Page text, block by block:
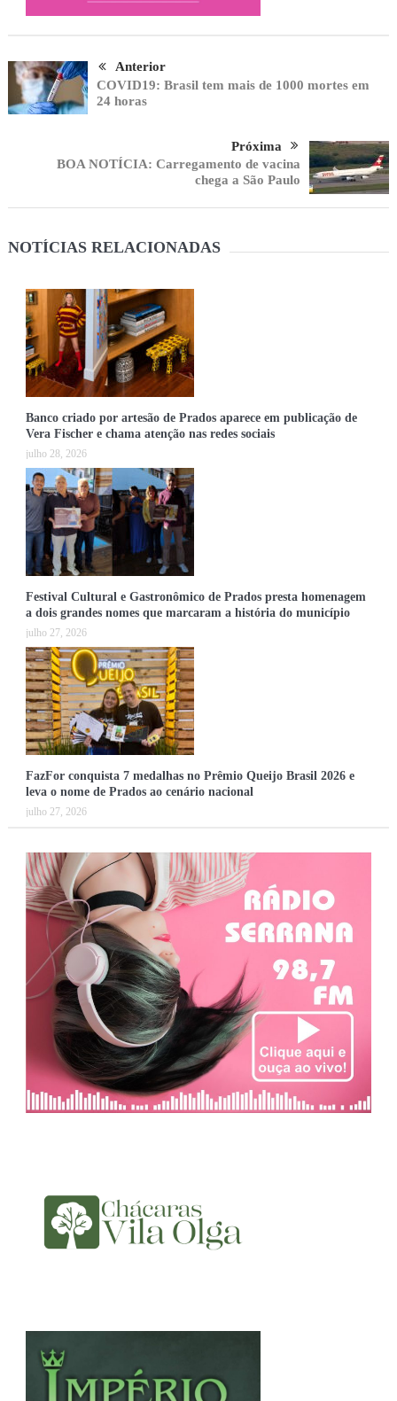
Anterior
COVID19: Brasil tem mais de 1000 mortes em
24 horas
Próxima
BOA NOTÍCIA: Carregamento de vacina
chega a São Paulo
NOTÍCIAS RELACIONADAS
Banco criado por artesão de Prados aparece em publicação de
Vera Fischer e chama atenção nas redes sociais
julho 28, 2026
Festival Cultural e Gastronômico de Prados presta homenagem
a dois grandes nomes que marcaram a história do município
julho 27, 2026
FazFor conquista 7 medalhas no Prêmio Queijo Brasil 2026 e
leva o nome de Prados ao cenário nacional
julho 27, 2026